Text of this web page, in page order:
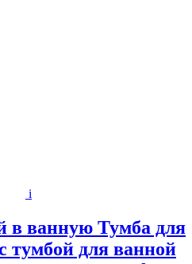
i
в ванную Тумба для
тумбой для ванной